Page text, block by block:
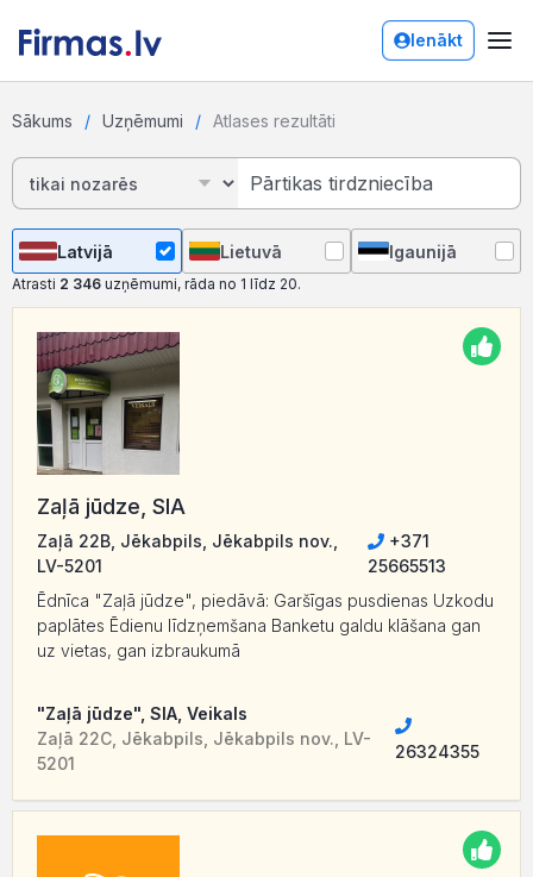
Ienākt
Sākums Uzņēmumi Atlases rezultāti
Latvijā Lietuvā Igaunijā
Atrasti 2 346 uzņēmumi, rāda no 1 līdz 20.
Zaļā jūdze, SIA
Zaļā 22B, Jēkabpils, Jēkabpils nov.,
LV-5201
+371
25665513
Ēdnīca "Zaļā jūdze", piedāvā: Garšīgas pusdienas Uzkodu
paplātes Ēdienu līdzņemšana Banketu galdu klāšana gan
uz vietas, gan izbraukumā
"Zaļā jūdze", SIA, Veikals
Zaļā 22C, Jēkabpils, Jēkabpils nov., LV-
5201
26324355